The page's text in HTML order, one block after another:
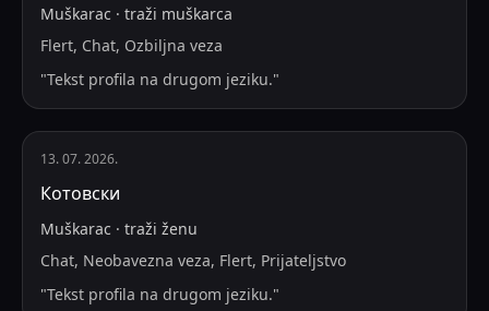
Muškarac · traži muškarca
Flert, Chat, Ozbiljna veza
"Tekst profila na drugom jeziku."
13. 07. 2026.
Котовски
Muškarac · traži ženu
Chat, Neobavezna veza, Flert, Prijateljstvo
"Tekst profila na drugom jeziku."